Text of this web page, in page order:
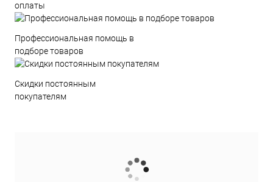
оплаты
Профессиональная помощь в
подборе товаров
Скидки постоянным
покупателям